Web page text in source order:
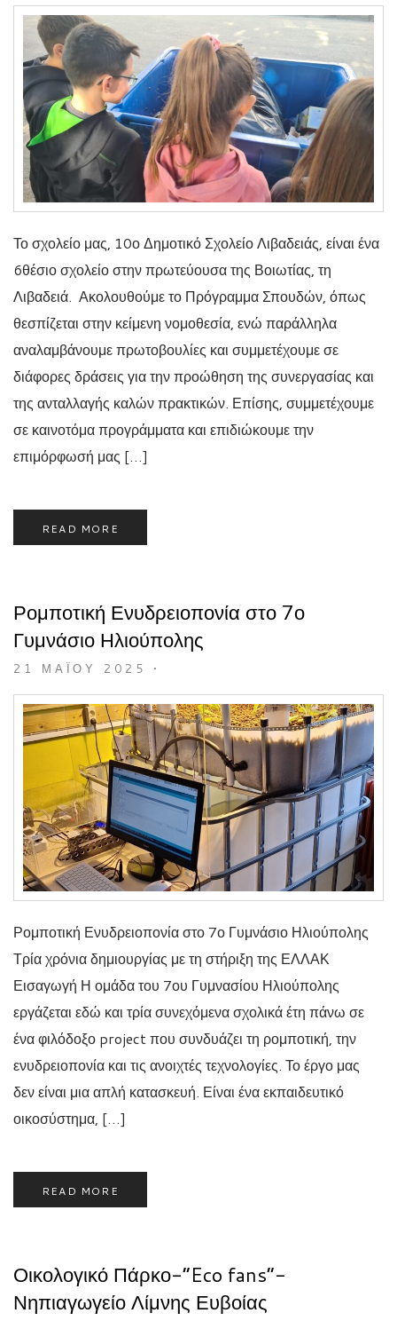
Το σχολείο μας, 10ο Δημοτικό Σχολείο Λιβαδειάς, είναι ένα
6θέσιο σχολείο στην πρωτεύουσα της Βοιωτίας, τη
Λιβαδειά. Ακολουθούμε το Πρόγραμμα Σπουδών, όπως
θεσπίζεται στην κείμενη νομοθεσία, ενώ παράλληλα
αναλαμβάνουμε πρωτοβουλίες και συμμετέχουμε σε
διάφορες δράσεις για την προώθηση της συνεργασίας και
της ανταλλαγής καλών πρακτικών. Επίσης, συμμετέχουμε
σε καινοτόμα προγράμματα και επιδιώκουμε την
επιμόρφωσή μας […]
READ MORE
Ρομποτική Ενυδρειοπονία στο 7ο
Γυμνάσιο Ηλιούπολης
21 ΜΑΪ́ΟΥ 2025 •
Ρομποτική Ενυδρειοπονία στο 7ο Γυμνάσιο Ηλιούπολης
Τρία χρόνια δημιουργίας με τη στήριξη της ΕΛΛΑΚ
Εισαγωγή Η ομάδα του 7ου Γυμνασίου Ηλιούπολης
εργάζεται εδώ και τρία συνεχόμενα σχολικά έτη πάνω σε
ένα φιλόδοξο project που συνδυάζει τη ρομποτική, την
ενυδρειοπονία και τις ανοιχτές τεχνολογίες. Το έργο μας
δεν είναι μια απλή κατασκευή. Είναι ένα εκπαιδευτικό
οικοσύστημα, […]
READ MORE
Οικολογικό Πάρκο-‎“Eco fans”-
‎Νηπιαγωγείο Λίμνης Ευβοίας